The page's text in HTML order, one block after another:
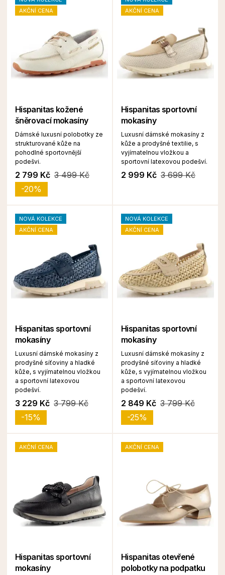
AKČNÍ CENA
Hispanitas kožené
šněrovací mokasíny
Dámské luxusní polobotky ze
strukturované kůže na
pohodlné sportovnější
podešvi.
2 799 Kč 3 499 Kč
-20%
AKČNÍ CENA
Hispanitas sportovní
mokasíny
Luxusní dámské mokasíny z
kůže a prodyšné textilie, s
vyjímatelnou vložkou a
sportovní latexovou podešví.
2 999 Kč 3 699 Kč
NOVÁ KOLEKCE
AKČNÍ CENA
Hispanitas sportovní
mokasíny
Luxusní dámské mokasíny z
prodyšné síťoviny a hladké
kůže, s vyjímatelnou vložkou
a sportovní latexovou
podešví.
3 229 Kč 3 799 Kč
-15%
NOVÁ KOLEKCE
AKČNÍ CENA
Hispanitas sportovní
mokasíny
Luxusní dámské mokasíny z
prodyšné síťoviny a hladké
kůže, s vyjímatelnou vložkou
a sportovní latexovou
podešví.
2 849 Kč 3 799 Kč
-25%
AKČNÍ CENA
Hispanitas sportovní
mokasíny
AKČNÍ CENA
Hispanitas otevřené
polobotky na podpatku